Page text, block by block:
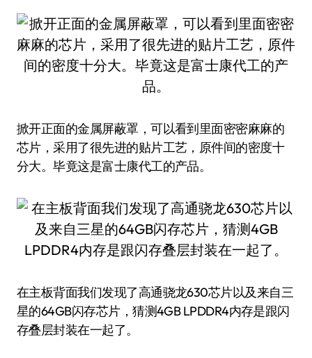
掀开正面的金属屏蔽罩，可以看到里面密密麻麻的
芯片，采用了很先进的贴片工艺，原件间的密度十
分大。毕竟这是富士康代工的产品。
在主板背面我们发现了高通骁龙630芯片以及来自三
星的64GB闪存芯片，猜测4GB LPDDR4内存是跟闪
存叠层封装在一起了。